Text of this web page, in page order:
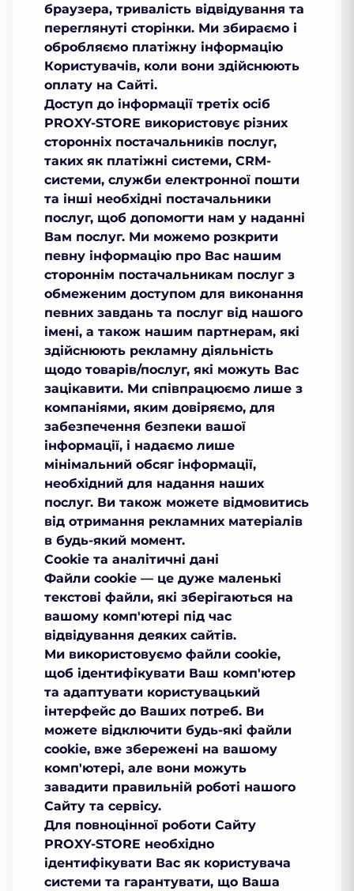
браузера, тривалість відвідування та
переглянуті сторінки. Ми збираємо і
обробляємо платіжну інформацію
Користувачів, коли вони здійснюють
оплату на Сайті.
Доступ до інформації третіх осіб
PROXY-STORE використовує різних
сторонніх постачальників послуг,
таких як платіжні системи, CRM-
системи, служби електронної пошти
та інші необхідні постачальники
послуг, щоб допомогти нам у наданні
Вам послуг. Ми можемо розкрити
певну інформацію про Вас нашим
стороннім постачальникам послуг з
обмеженим доступом для виконання
певних завдань та послуг від нашого
імені, а також нашим партнерам, які
здійснюють рекламну діяльність
щодо товарів/послуг, які можуть Вас
зацікавити. Ми співпрацюємо лише з
компаніями, яким довіряємо, для
забезпечення безпеки вашої
інформації, і надаємо лише
мінімальний обсяг інформації,
необхідний для надання наших
послуг. Ви також можете відмовитись
від отримання рекламних матеріалів
в будь-який момент.
Cookie та аналітичні дані
Файли cookie — це дуже маленькі
текстові файли, які зберігаються на
вашому комп'ютері під час
відвідування деяких сайтів.
Ми використовуємо файли cookie,
щоб ідентифікувати Ваш комп'ютер
та адаптувати користувацький
інтерфейс до Ваших потреб. Ви
можете відключити будь-які файли
cookie, вже збережені на вашому
комп'ютері, але вони можуть
завадити правильній роботі нашого
Сайту та сервісу.
Для повноцінної роботи Сайту
PROXY-STORE необхідно
ідентифікувати Вас як користувача
системи та гарантувати, що Ваша